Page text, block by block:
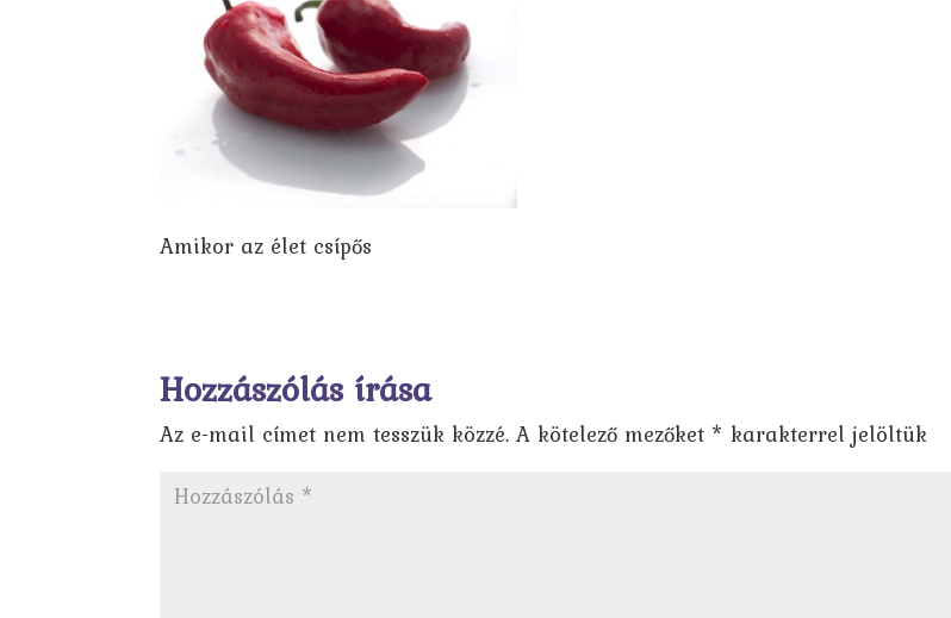
Amikor az élet csípős
Hozzászólás írása
Az e-mail címet nem tesszük közzé. A kötelező mezőket * karakterrel jelöltük